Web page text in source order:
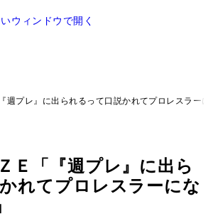
ウィンドウで開く
週プレ』に出られるって口説かれてプロレスラー
Ｅ「『週プレ』に出ら
れてプロレスラーにな